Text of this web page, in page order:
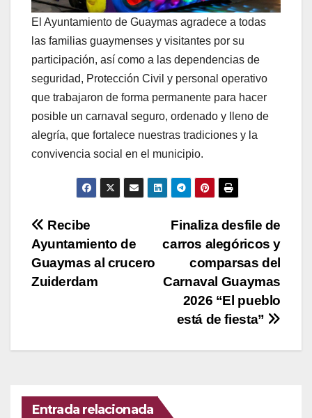
El Ayuntamiento de Guaymas agradece a todas
las familias guaymenses y visitantes por su
participación, así como a las dependencias de
seguridad, Protección Civil y personal operativo
que trabajaron de forma permanente para hacer
posible un carnaval seguro, ordenado y lleno de
alegría, que fortalece nuestras tradiciones y la
convivencia social en el municipio.
Navegación
de
entradas
Finaliza desfile de
carros alegóricos y
comparsas del
Carnaval Guaymas
2026 “El pueblo
está de fiesta”
Recibe
Ayuntamiento de
Guaymas al crucero
Zuiderdam
Entrada relacionada